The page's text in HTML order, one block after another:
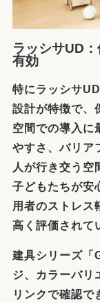
ラッシサUD
有効
特にラッシサ
設計が特徴で、
空間での導入に
やすさ、バリア
人が行き交う空
子どもたちが安
用者のストレス
高く評価されて
建具シリーズ「
ジ、カラーバリ
リンクで確認で